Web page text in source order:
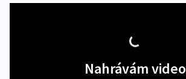
Nahrávám video